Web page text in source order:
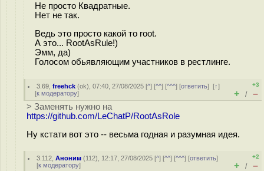
Не просто Квадратные.
Нет не так.
Ведь это просто какой то root.
А это... RootAsRule!)
Эмм, да)
Голосом обьявляющим участников в рестлинге.
3.69 ,freehck (ok), 07:40, 27/08/2025 [^] [^^] [^^^] [ответить][↑]
[к модератору]
+3
+ / –
> Заменять нужно на
https://github.com/LeChatP/RootAsRole
Ну кстати вот это -- весьма годная и разумная идея.
3.112 ,Аноним (112), 12:17, 27/08/2025 [^] [^^] [^^^] [ответить]
[к модератору]
+2
+ / –